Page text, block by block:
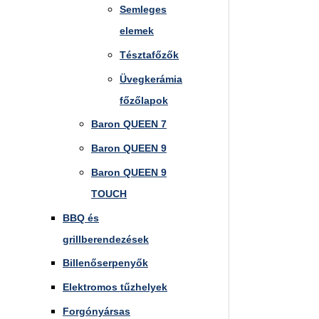
Semleges
elemek
Tésztafőzők
Üvegkerámia
főzőlapok
Baron QUEEN 7
Baron QUEEN 9
Baron QUEEN 9
TOUCH
BBQ és
grillberendezések
Billenőserpenyők
Elektromos tűzhelyek
Forgónyársas